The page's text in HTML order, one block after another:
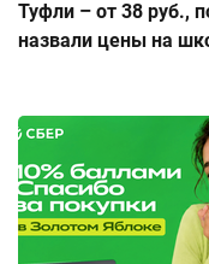
Туфли – от 38 руб.,
назвали цены на